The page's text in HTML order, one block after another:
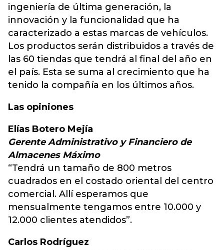
ingeniería de última generación, la
innovación y la funcionalidad que ha
caracterizado a estas marcas de vehículos.
Los productos serán distribuidos a través de
las 60 tiendas que tendrá al final del año en
el país. Esta se suma al crecimiento que ha
tenido la compañía en los últimos años.
Las opiniones
Elías Botero Mejía
Gerente Administrativo y Financiero de
Almacenes Máximo
“Tendrá un tamaño de 800 metros
cuadrados en el costado oriental del centro
comercial. Allí esperamos que
mensualmente tengamos entre 10.000 y
12.000 clientes atendidos”.
Carlos Rodríguez